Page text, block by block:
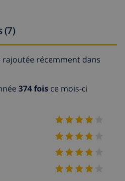
(7)
rajoutée récemment dans
374 fois ce mois-ci